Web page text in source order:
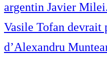
argentin Javier
Vasile Tofan devrait
d’Alexandru